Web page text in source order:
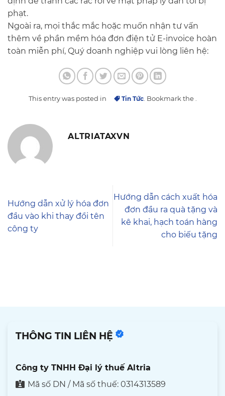
phạt.
Ngoài ra, mọi thắc mắc hoặc muốn nhận tư vấn
thêm về phần mềm hóa đơn điện tử E-invoice hoàn
toàn miễn phí, Quý doanh nghiệp vui lòng liên hệ:
This entry was posted in Tin Tức. Bookmark the .
ALTRIATAXVN
Hướng dẫn xử lý hóa đơn
đầu vào khi thay đổi tên
công ty
Hướng dẫn cách xuất hóa
đơn đầu ra quà tặng và
kê khai, hạch toán hàng
cho biếu tặng
THÔNG TIN LIÊN HỆ
Công ty TNHH Đại lý thuế Altria
Mã số DN / Mã số thuế: 0314313589